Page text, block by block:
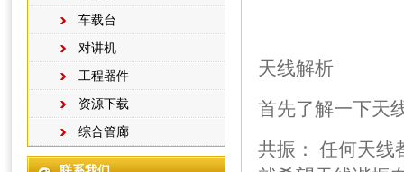
车载台
对讲机
工程器件
资源下载
综合管廊
天线解析
首先了解一下天
共振： 任何天线